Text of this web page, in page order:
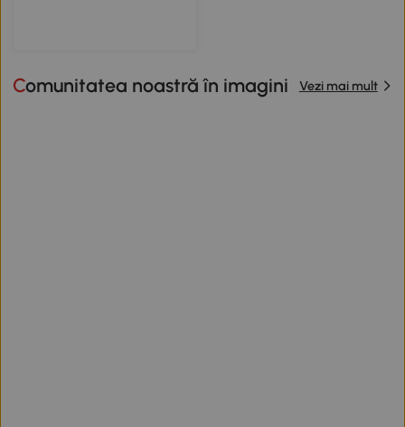
Comunitatea noastră în imagini Vezi mai mult